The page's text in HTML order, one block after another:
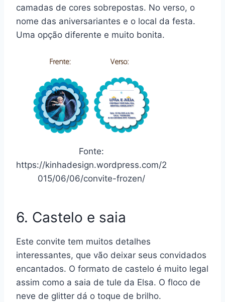
camadas de cores sobrepostas. No verso, o
nome das aniversariantes e o local da festa.
Uma opção diferente e muito bonita.
Fonte:
https://kinhadesign.wordpress.com/2
015/06/06/convite-frozen/
6. Castelo e saia
Este convite tem muitos detalhes
interessantes, que vão deixar seus convidados
encantados. O formato de castelo é muito legal
assim como a saia de tule da Elsa. O floco de
neve de glitter dá o toque de brilho.